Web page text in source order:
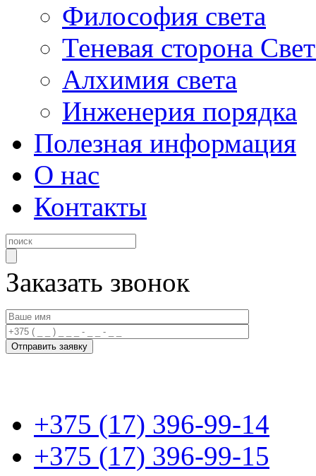
Философия света
Теневая сторона
Алхимия света
Инженерия порядка
Полезная информация
О нас
Контакты
Заказать звонок
+375 (17) 396-99-14
+375 (17) 396-99-15